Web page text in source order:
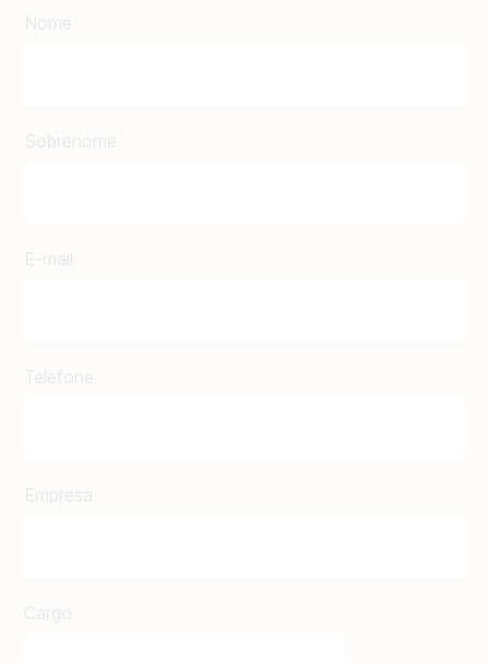
Nome
Sobrenome
E-mail
Telefone
Empresa
Cargo